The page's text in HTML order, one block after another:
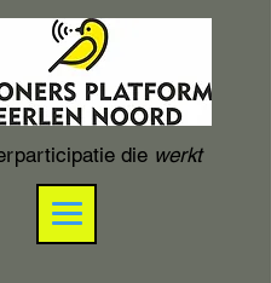
die werkt